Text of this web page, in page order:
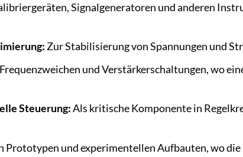
Signalgeneratoren und anderen
Zur Stabilisierung von Spannungen und
und Verstärkerschaltungen, wo
Steuerung:Als kritische Komponente in
Prototypen und experimentellen Aufbauten, wo